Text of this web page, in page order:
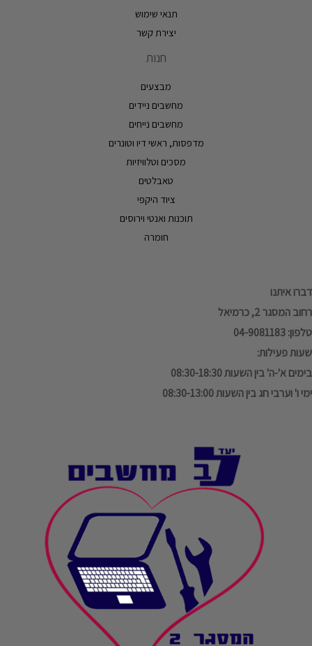
תנאי שימוש
יצירת קשר
חנות
מבצעים
מחשבים ניידים
מחשבים נייחים
מדפסות, ראשי דיו וטונרים
מסכים וטלוויזיות
טאבלטים
ציוד היקפי
תוכנות ואנטי וירוסים
חומרה
דברו איתנו
רחוב המסגר 2, כרמיאל
טלפון: 04-9081183
שעות פעילות:
בימים א'-ה' בין השעות 08:30-18:30
ימי ו' וערבי חג בין השעות 08:30-13:00